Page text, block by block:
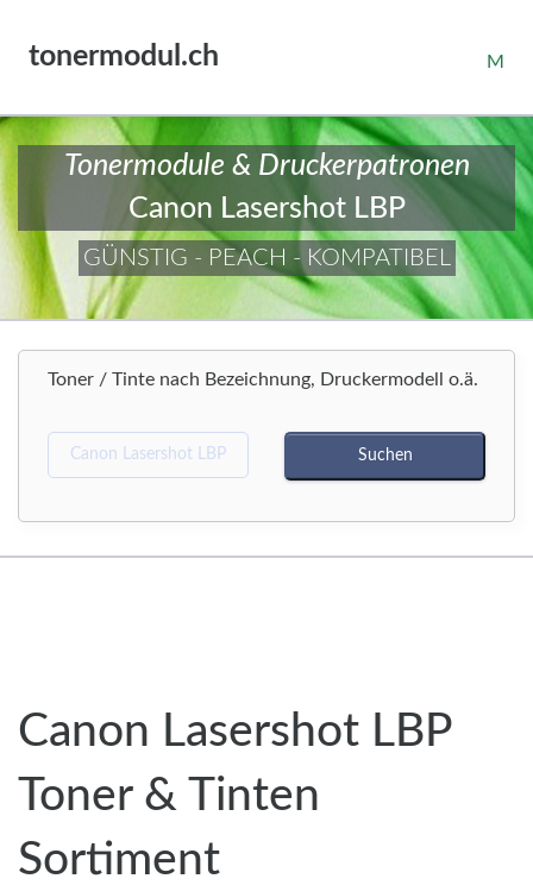
tonermodul.ch M
Tonermodule & Druckerpatronen
Canon Lasershot LBP
GÜNSTIG - PEACH - KOMPATIBEL
Toner / Tinte nach Bezeichnung, Druckermodell o.ä.
Canon Lasershot LBP
Toner & Tinten
Sortiment